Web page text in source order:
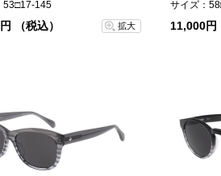
53□17-145
（税込） 拡大
サイズ：
11,000円